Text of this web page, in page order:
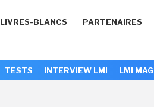
LIVRES-BLANCS PARTENAIRES
TESTS INTERVIEW LMI LMI MAG